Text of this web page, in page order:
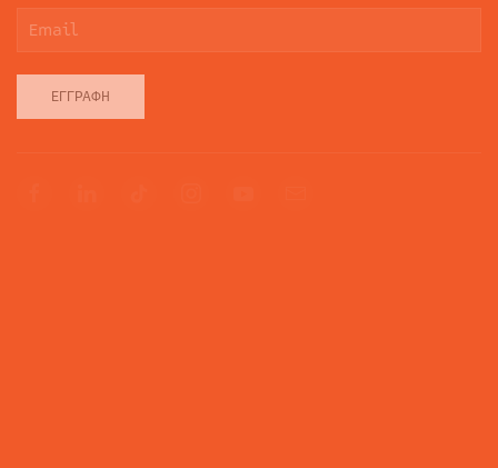
ΕΓΓΡΑΦΉ